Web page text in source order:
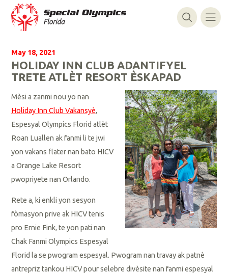
May 18, 2021
HOLIDAY INN CLUB ADANTIFYEL
TRETE ATLÈT RESORT ÈSKAPAD
Mèsi a zanmi nou yo nan
Holiday Inn Club Vakansyè,
Espesyal Olympics Florid atlèt
Roan Luallen ak fanmi li te jwi
yon vakans flater nan bato HICV
a Orange Lake Resort
pwopriyete nan Orlando.
Rete a, ki enkli yon sesyon
fòmasyon prive ak HICV tenis
pro Ernie Fink, te yon pati nan
Chak Fanmi Olympics Espesyal
Florid la se pwogram espesyal. Pwogram nan travay ak patnè
antrepriz tankou HICV pour selebre divèsite nan fanmi espesyal